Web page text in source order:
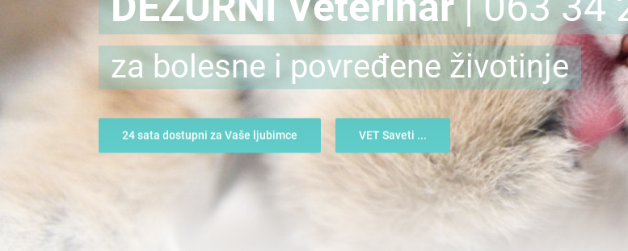
za bolesne i povređene životinje
24 sata dostupni za Vaše ljubimce VET Saveti ...